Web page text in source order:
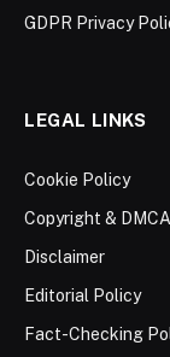
GDPR Privacy
LEGAL LINKS
Cookie Policy
Copyright &
Disclaimer
Editorial Policy
Fact-Checking